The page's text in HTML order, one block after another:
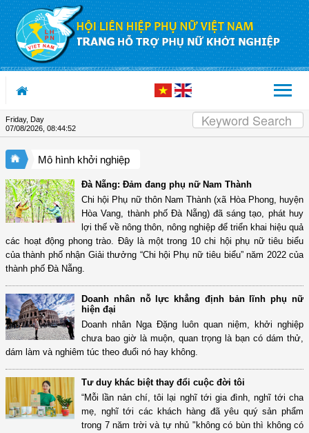
Skip to Content
Friday, Day
07/08/2026 08:44:53
Mô hình khởi nghiệp
Đà Nẵng: Đảm đang phụ nữ Nam Thành
Chi hội Phụ nữ thôn Nam Thành (xã Hòa Phong, huyện
Hòa Vang, thành phố Đà Nẵng) đã sáng tạo, phát huy
lợi thế về nông thôn, nông nghiệp để triển khai hiệu quả
các hoạt động phong trào. Đây là một trong 10 chi hội phụ nữ tiêu biểu
của thành phố nhận Giải thưởng “Chi hội Phụ nữ tiêu biểu” năm 2022 của
thành phố Đà Nẵng.
Doanh nhân nỗ lực khẳng định bản lĩnh phụ nữ
hiện đại
Doanh nhân Nga Đặng luôn quan niệm, khởi nghiệp
chưa bao giờ là muộn, quan trọng là bạn có dám thử,
dám làm và nghiêm túc theo đuổi nó hay không.
Tư duy khác biệt thay đổi cuộc đời tôi
“Mỗi lần nản chí, tôi lại nghĩ tới gia đình, nghĩ tới cha
mẹ, nghĩ tới các khách hàng đã yêu quý sản phẩm
trong 7 năm trời và tự nhủ "không có bùn thì không có